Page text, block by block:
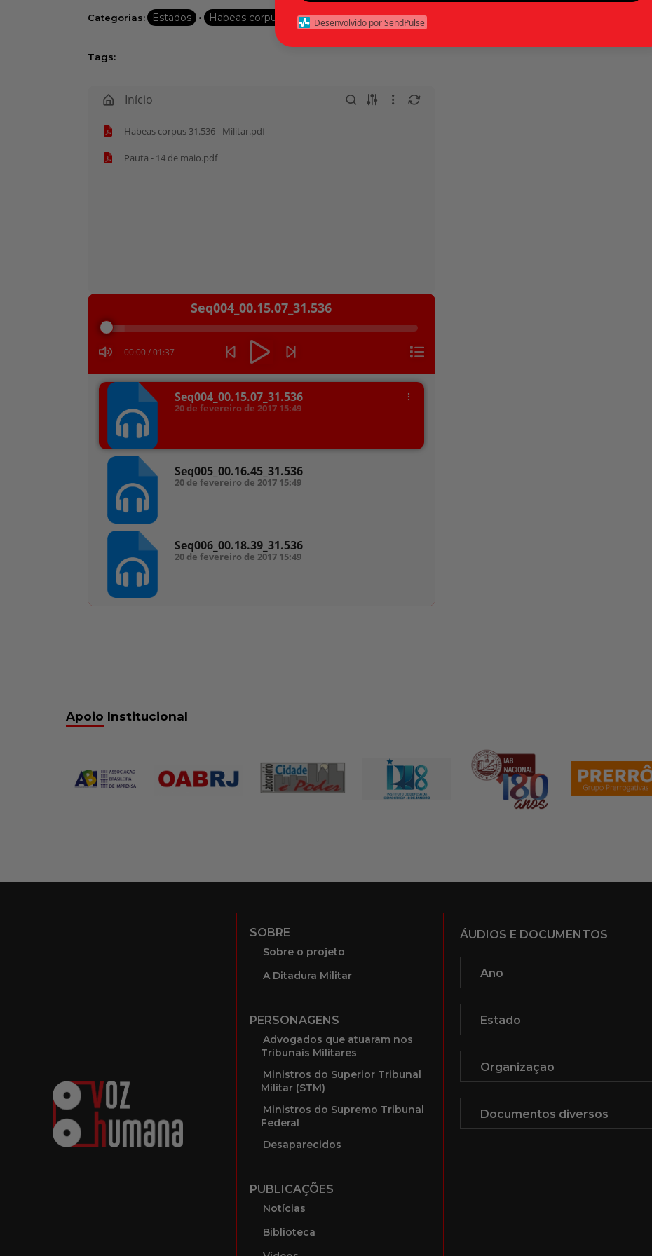
Categorias: Estados • Habeas corpus
Tags:
Início
Habeas corpus 31.536 - Militar.pdf
Pauta - 14 de maio.pdf
Tocador
áudio
Seq004_00.15.07_31.536
00:00 /01:37
Seq004_00.15.07_31.536
20 de fevereiro de 2017 15:49
Seq005_00.16.45_31.536
20 de fevereiro de 2017 15:49
Seq006_00.18.39_31.536
20 de fevereiro de 2017 15:49
Apoio Institucional
SOBRE
Sobre o projeto
A Ditadura Militar
PERSONAGENS
Advogados que atuaram nos
Tribunais Militares
Ministros do Superior Tribunal
Militar (STM)
Ministros do Supremo Tribunal
Federal
Desaparecidos
PUBLICAÇÕES
Notícias
Biblioteca
ÁUDIOS E DOCUMENTOS
Desenvolvido por SendPulse